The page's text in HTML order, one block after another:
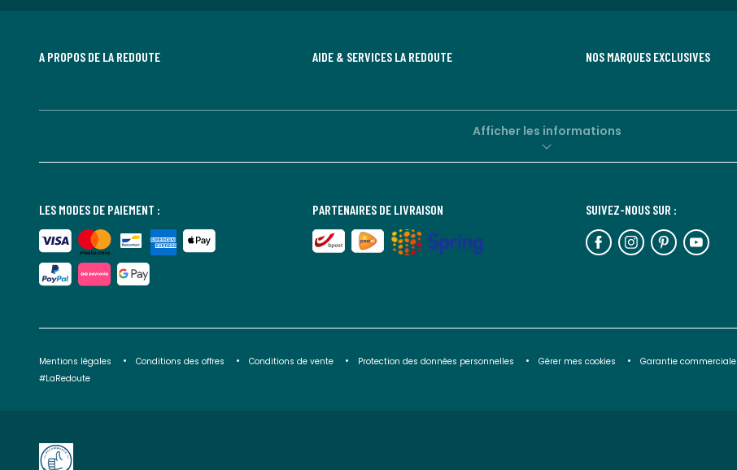
A PROPOS DE LA REDOUTE AIDE & SERVICES LA REDOUTE NOS MARQUES EXCLUSIVES
Afficher les informations
LES MODES DE PAIEMENT : PARTENAIRES DE LIVRAISON SUIVEZ-NOUS SUR :
Mentions légales Conditions des offres Conditions de vente Protection des données personnelles Gérer mes cookies Garantie commerciale
#LaRedoute